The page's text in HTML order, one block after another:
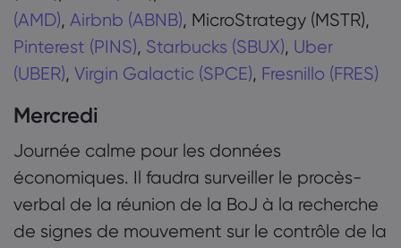
(AMD), Airbnb (ABNB), MicroStrategy (MSTR),
Pinterest (PINS), Starbucks (SBUX), Uber
(UBER), Virgin Galactic (SPCE), Fresnillo (FRES)
Mercredi
Journée calme pour les données
économiques. Il faudra surveiller le procès-
verbal de la réunion de la BoJ à la recherche
de signes de mouvement sur le contrôle de la